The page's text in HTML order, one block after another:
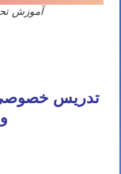
آموزش
تدریس